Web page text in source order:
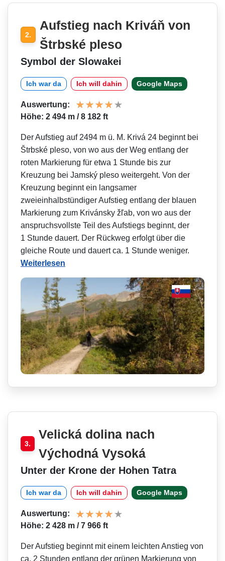
2.
Aufstieg nach Kriváň von
Štrbské pleso
Symbol der Slowakei
Ich war da Ich will dahin Google Maps
Auswertung:
Höhe: 2 494 m / 8 182 ft
Der Aufstieg auf 2494 m ü. M. Krivá 24 beginnt bei
Štrbské pleso, von wo aus der Weg entlang der
roten Markierung für etwa 1 Stunde bis zur
Kreuzung bei Jamský pleso weitergeht. Von der
Kreuzung beginnt ein langsamer
zweieinhalbstündi­ger Aufstieg entlang der blauen
Markierung zum Krivánsky žľab, von wo aus der
anspruchsvollste Teil des Aufstiegs beginnt, der
1 Stunde dauert. Der Rückweg erfolgt über die
gleiche Route und dauert ca. 1 Stunde weniger.
Weiterlesen
3.
Velická dolina nach
Východná Vysoká
Unter der Krone der Hohen Tatra
Ich war da Ich will dahin Google Maps
Auswertung:
Höhe: 2 428 m / 7 966 ft
Der Aufstieg beginnt mit einem leichten Anstieg von
ca. 2 Stunden entlang der grünen Markierung von